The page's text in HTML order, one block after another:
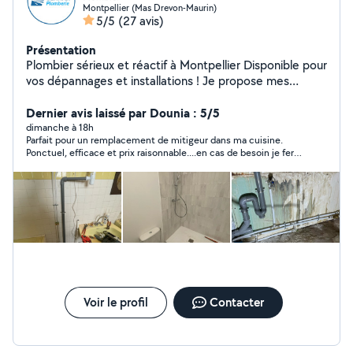
Montpellier (Mas Drevon-Maurin)
5/5 (27 avis)
Présentation
Plombier sérieux et réactif à Montpellier Disponible pour
vos dépannages et installations ! Je propose mes
de petits travaux et dépannages à prix raisonnables :
Recherche et réparation de fuites Remplacement de
WC, robinetterie, chasse d'eau Débouchage de
canalisations ️ Petites installations sanitaires Intervention
rapide Travail soigné Disponible en semaine et le week-
end N'hésitez pas à me contacter pour toute demande
ou devis. Réponse rapide garantie !
Dernier avis laissé par Dounia : 5/5
dimanche à 18h
Parfait pour un remplacement de mitigeur dans ma cuisine.
Ponctuel, efficace et prix raisonnable....en cas de besoin je ferai
Voir le profil Contacter